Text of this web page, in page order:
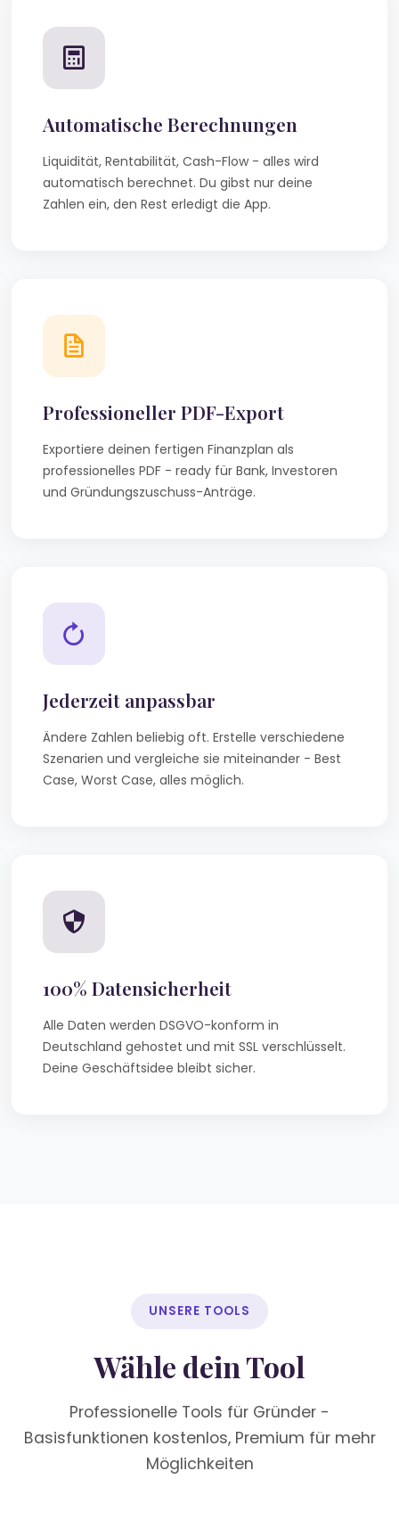
Automatische Berechnungen
Liquidität, Rentabilität, Cash-Flow - alles wird
automatisch berechnet. Du gibst nur deine
Zahlen ein, den Rest erledigt die App.
Professioneller PDF-Export
Exportiere deinen fertigen Finanzplan als
professionelles PDF - ready für Bank, Investoren
und Gründungszuschuss-Anträge.
Jederzeit anpassbar
Ändere Zahlen beliebig oft. Erstelle verschiedene
Szenarien und vergleiche sie miteinander - Best
Case, Worst Case, alles möglich.
100% Datensicherheit
Alle Daten werden DSGVO-konform in
Deutschland gehostet und mit SSL verschlüsselt.
Deine Geschäftsidee bleibt sicher.
UNSERE TOOLS
Wähle dein Tool
Professionelle Tools für Gründer -
Basisfunktionen kostenlos, Premium für mehr
Möglichkeiten